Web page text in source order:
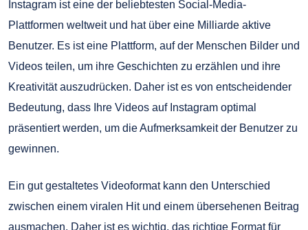
Instagram ist eine der beliebtesten Social-Media-
Plattformen weltweit und hat über eine Milliarde aktive
Benutzer. Es ist eine Plattform, auf der Menschen Bilder und
Videos teilen, um ihre Geschichten zu erzählen und ihre
Kreativität auszudrücken. Daher ist es von entscheidender
Bedeutung, dass Ihre Videos auf Instagram optimal
präsentiert werden, um die Aufmerksamkeit der Benutzer zu
gewinnen.
Ein gut gestaltetes Videoformat kann den Unterschied
zwischen einem viralen Hit und einem übersehenen Beitrag
ausmachen. Daher ist es wichtig, das richtige Format für